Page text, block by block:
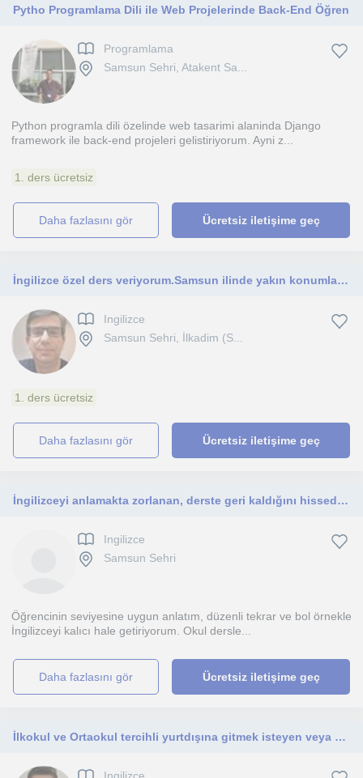
Pytho Programlama Dili ile Web Projelerinde Back-End Öğren
Programlama
Samsun Sehri, Atakent Sa...
Python programla dili özelinde web tasarimi alaninda Django
framework ile back-end projeleri gelistiriyorum. Ayni z...
1. ders ücretsiz
daha fazlasını gör Ücretsiz iletişime geç
İngilizce özel ders veriyorum.Samsun ilinde yakın konumlara yüzyüze olabilir İl dışına online
Ingilizce
Samsun Sehri, İlkadim (S...
1. ders ücretsiz
daha fazlasını gör Ücretsiz iletişime geç
İngilizceyi anlamakta zorlanan, derste geri kaldığını hisseden öğrenciler için birebir destek sağlıyorum.
Ingilizce
Samsun Sehri
Öğrencinin seviyesine uygun anlatım, düzenli tekrar ve bol örnekle
İngilizceyi kalıcı hale getiriyorum. Okul dersle...
daha fazlasını gör Ücretsiz iletişime geç
İlkokul ve Ortaokul tercihli yurtdışına gitmek isteyen veya yabancı dilim olsun diyen kimselere yönelik bir İngilizce Öğretmeni